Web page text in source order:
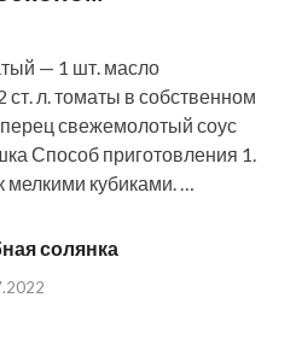
— 1 шт. масло
ст. л. томаты в собственном
свежемолотый соус
Способ приготовления 1.
мелкими кубиками. …
солянка